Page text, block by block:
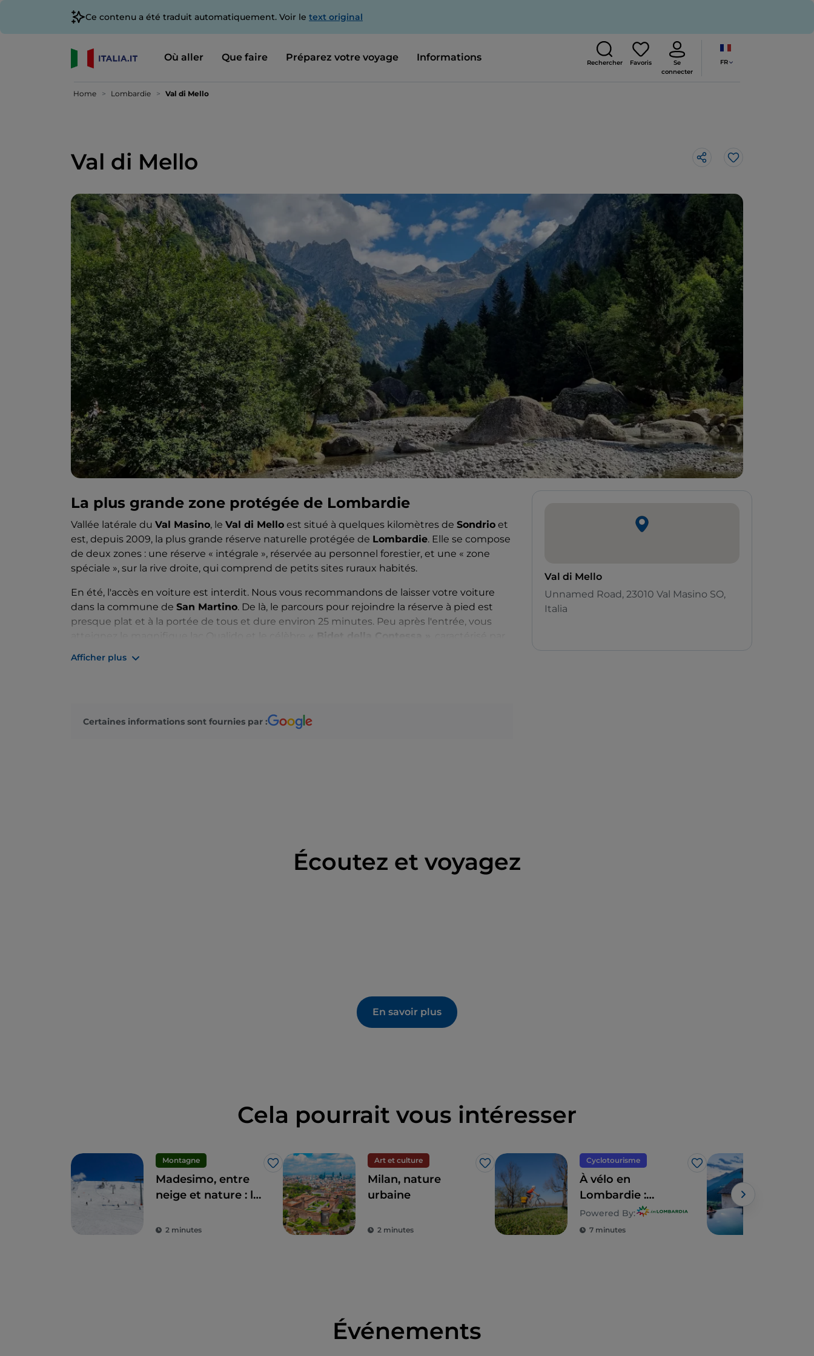
Ce contenu a été traduit automatiquement. Voir le text original
Où aller Que faire Préparez votre voyage Informations Rechercher Favoris
Se
connecter
FR
Home Lombardie Val di Mello
Val di Mello J’aime
La plus grande zone protégée de Lombardie
Vallée latérale du Val Masino, le Val di Mello est situé à quelques kilomètres de Sondrio et
est, depuis 2009, la plus grande réserve naturelle protégée de Lombardie. Elle se compose
de deux zones : une réserve « intégrale », réservée au personnel forestier, et une « zone
spéciale », sur la rive droite, qui comprend de petits sites ruraux habités.
En été, l'accès en voiture est interdit. Nous vous recommandons de laisser votre voiture
dans la commune de San Martino. De là, le parcours pour rejoindre la réserve à pied est
presque plat et à la portée de tous et dure environ 25 minutes. Peu après l'entrée, vous
« Bidet della Contessa »
moitié le long d'un chemin muletier plat, entre lacs, ruisseaux et cascades, et la partie finale
escalade
Afficher plus
Certaines informations sont fournies par :
Val di Mello
Unnamed Road, 23010 Val Masino SO,
Italia
Écoutez et voyagez
En savoir plus
Cela pourrait vous intéresser
Montagne
J’aime
Madesimo, entre
neige et nature : le
2 minutes
Art et culture
J’aime
Milan, nature
urbaine
2 minutes
Cyclotourisme
J’aime
À vélo en
Lombardie :
10 itinéraires en
famille
Powered By:
7 minutes
Événements